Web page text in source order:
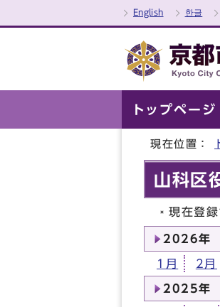
English 한글
トップページ
現在位置：
山科区
現在登
2026年
1月 2月
2025年